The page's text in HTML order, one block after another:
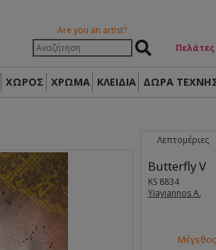
Are you an artist?
Πελάτες
ΧΩΡΟΣ ΧΡΩΜΑ ΚΛΕΙΔΙΑ ΔΏΡΑ
Λεπτομέριες
Butterfly V
KS 8834
Yiayiannos A.